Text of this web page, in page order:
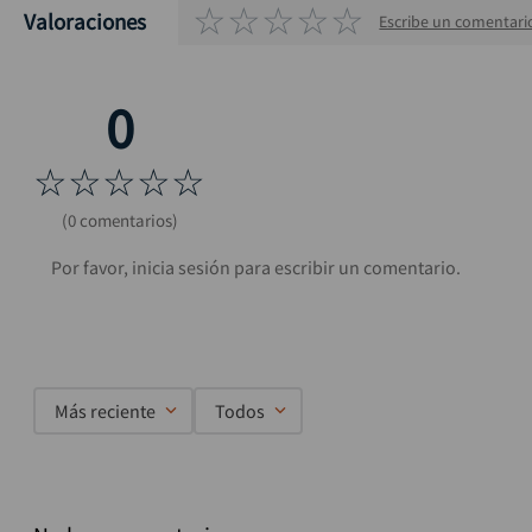
Valoraciones ☆☆☆☆☆ Escribe un
☆☆☆☆☆
(0 comentarios)
Más reciente Todos